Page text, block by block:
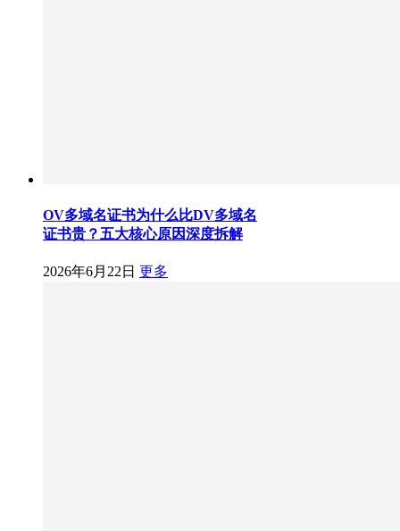
OV多域名证书为什么比DV多域名
证书贵？五大核心原因深度拆解
2026年6月22日 更多